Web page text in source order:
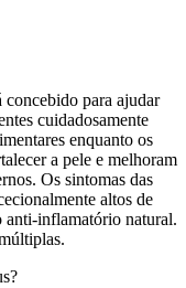
para ajudar
cuidadosamente
enquanto os
a pele e melhoram
Os sintomas das
altos de
anti-inflamatório natural.